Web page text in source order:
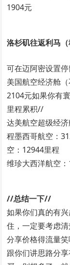
1904元
洛杉矶往返利马（
可在迈阿密设置停
美国航空经济舱
2104元如果你有
里程累积//
达美航空超级经
程墨西哥航空：
空：12944里程
维珍大西洋航空
//总结一下//
如果你们真的有
住，一定要考虑
分享价格得流量
跟你们讲思路分